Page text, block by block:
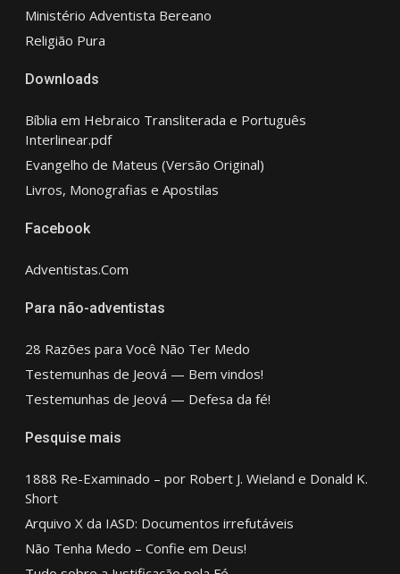
Ministério Adventista Bereano
Religião Pura
Downloads
Bíblia em Hebraico Transliterada e Português
Interlinear.pdf
Evangelho de Mateus (Versão Original)
Livros, Monografias e Apostilas
Facebook
Adventistas.Com
Para não-adventistas
28 Razões para Você Não Ter Medo
Testemunhas de Jeová — Bem vindos!
Testemunhas de Jeová — Defesa da fé!
Pesquise mais
1888 Re-Examinado – por Robert J. Wieland e Donald K.
Short
Arquivo X da IASD: Documentos irrefutáveis
Não Tenha Medo – Confie em Deus!